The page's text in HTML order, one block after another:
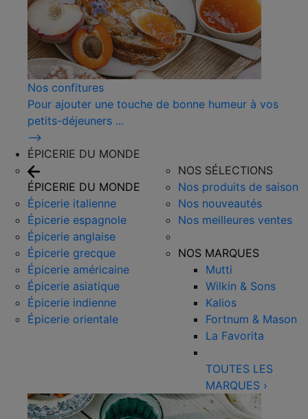
Nos confitures
Pour ajouter une touche de bonne humeur à vos
petits-déjeuners ...
⟶
ÉPICERIE DU MONDE
ÉPICERIE DU MONDE
Épicerie italienne
Épicerie espagnole
Épicerie anglaise
Épicerie grecque
Épicerie américaine
Épicerie asiatique
Épicerie indienne
Épicerie orientale
NOS SÉLECTIONS
Nos produits de saison
Nos nouveautés
Nos meilleures ventes
NOS MARQUES
Mutti
Wilkin & Sons
Kalios
Fortnum & Mason
La Favorita
TOUTES LES
MARQUES ›